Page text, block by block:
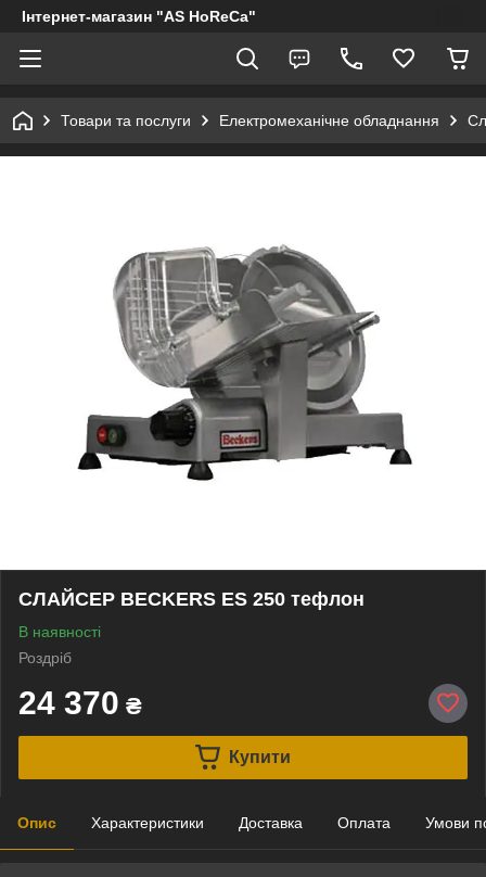
Інтернет-магазин "AS HoReCa"
Товари та послуги Електромеханічне обладнання
СЛАЙСЕР BECKERS ES 250 тефлон
В наявності
Роздріб
24 370 ₴
Купити
Опис Характеристики Доставка Оплата Умови